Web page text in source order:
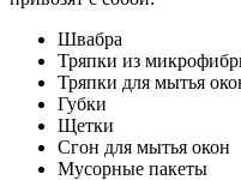
Швабра
Тряпки из
Тряпки для мытья
Губки
Щетки
Сгон для мытья окон
Мусорные пакеты